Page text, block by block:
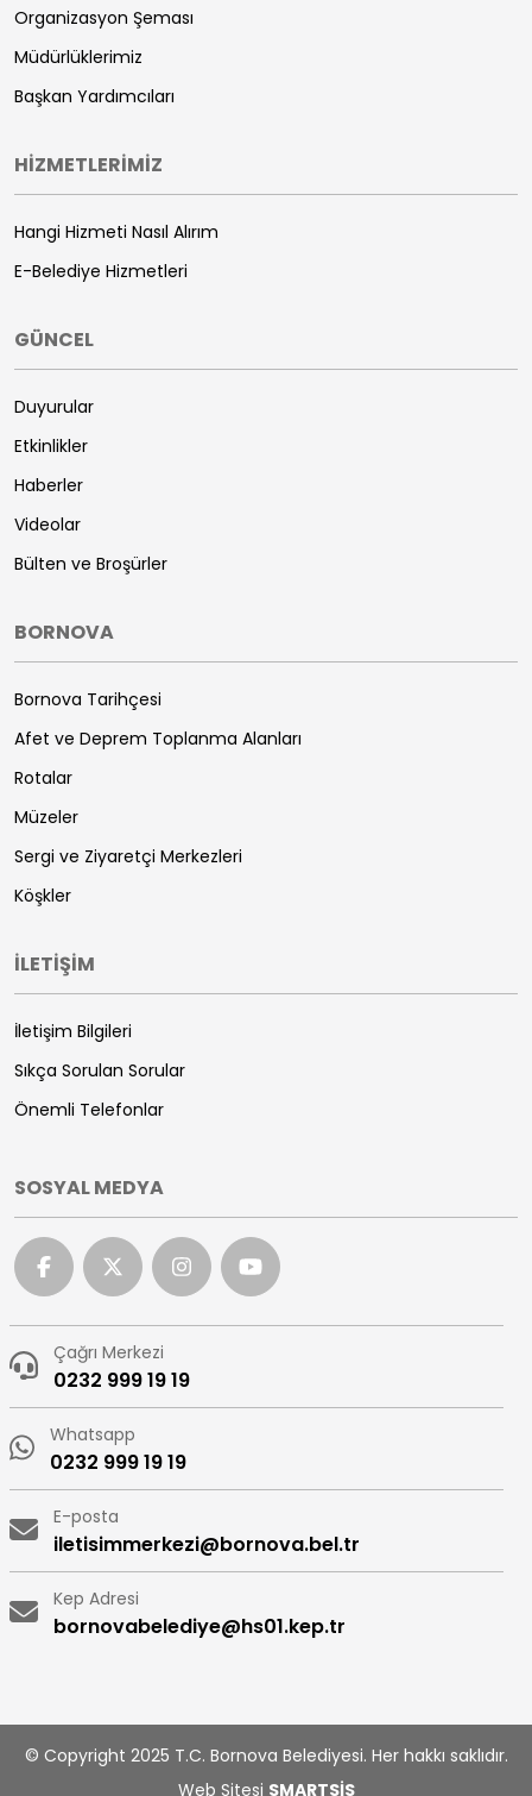
Organizasyon Şeması
Müdürlüklerimiz
Başkan Yardımcıları
HİZMETLERİMİZ
Hangi Hizmeti Nasıl Alırım
E-Belediye Hizmetleri
GÜNCEL
Duyurular
Etkinlikler
Haberler
Videolar
Bülten ve Broşürler
BORNOVA
Bornova Tarihçesi
Afet ve Deprem Toplanma Alanları
Rotalar
Müzeler
Sergi ve Ziyaretçi Merkezleri
Köşkler
İLETİŞİM
İletişim Bilgileri
Sıkça Sorulan Sorular
Önemli Telefonlar
SOSYAL MEDYA
Çağrı Merkezi
0232 999 19 19
Whatsapp
0232 999 19 19
E-posta
iletisimmerkezi@bornova.bel.tr
Kep Adresi
bornovabelediye@hs01.kep.tr
© Copyright 2025 T.C. Bornova Belediyesi. Her hakkı saklıdır.
Web Sitesi SMARTSİS